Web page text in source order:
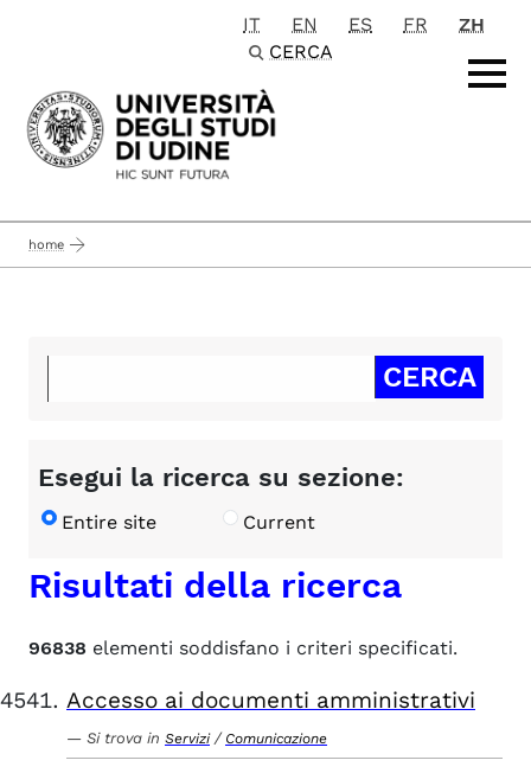
Passa al contenuto principale
IT EN ES FR
ZH
CERCA
home
Esegui la ricerca su sezione:
Entire site Current
Risultati della ricerca
96838 elementi soddisfano i criteri specificati.
Accesso ai documenti amministrativi
Si trova in Servizi / Comunicazione